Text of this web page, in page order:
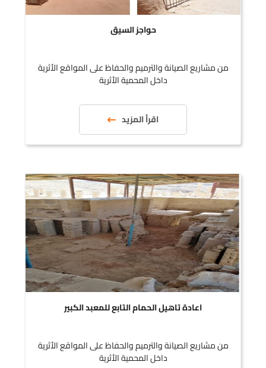
حواجز السيق
من مشاريع الصيانة والترميم والحفاظ على المواقع الأثرية
داخل المحمية الأثرية
اقرأ المزيد
اعادة تاهيل الحمام التابع للمعبد الكبير
من مشاريع الصيانة والترميم والحفاظ على المواقع الأثرية
داخل المحمية الأثرية